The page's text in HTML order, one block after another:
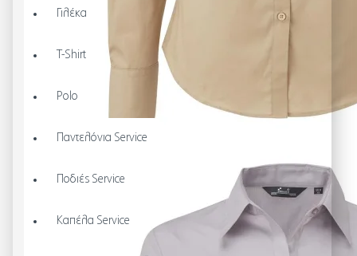
Γιλέκα
T-Shirt
Polo
Παντελόνια Service
Ποδιές Service
Καπέλα Service